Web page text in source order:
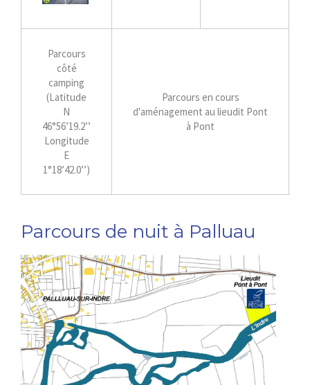
Parcours
côté
camping
(Latitude
N
46°56’19.2’’
Longitude
E
1°18’42.0’’)
Parcours en cours
d'aménagement au lieudit Pont
à Pont
Parcours de nuit à Palluau